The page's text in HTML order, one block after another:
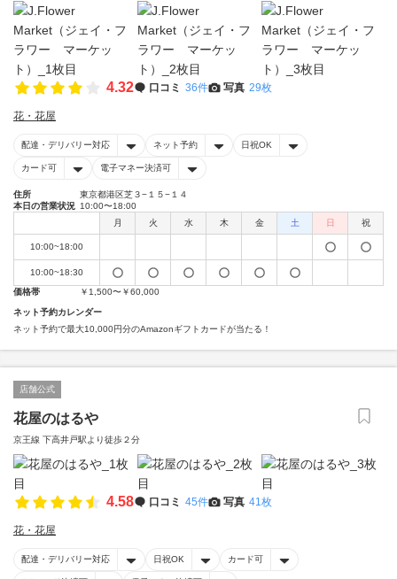
4.32 口コミ 36件 写真 29枚
花・花屋
配達・デリバリー対応 ネット予約 日祝OK
カード可 電子マネー決済可
住所
東京都港区芝３−１５−１４
本日の営業状況 10:00〜18:00
月
火 水 木 金 土 日 祝
10:00~18:00
10:00~18:30
価格帯
￥1,500〜￥60,000
ネット予約カレンダー
ネット予約で最大10,000円分のAmazonギフトカードが当たる！
店舗公式
花屋のはるや
京王線 下高井戸駅より徒歩２分
4.58 口コミ 45件 写真 41枚
花・花屋
配達・デリバリー対応 日祝OK カード可